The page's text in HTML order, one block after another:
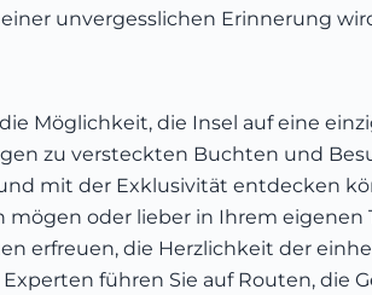
unvergesslichen Erinnerung
Möglichkeit, die Insel auf eine
zu versteckten Buchten und
mit der Exklusivität entdecken
oder lieber in Ihrem eigenen
erfreuen, die Herzlichkeit der
führen Sie auf Routen,